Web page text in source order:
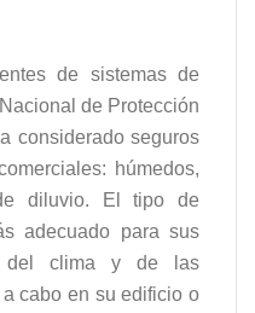
de sistemas de
de Protección
considerado seguros
húmedos,
diluvio. El tipo de
adecuado para sus
del clima y de las
cabo en su edificio o